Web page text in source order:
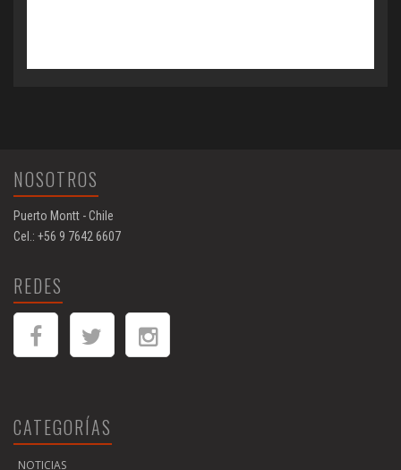
NOSOTROS
Puerto Montt - Chile
Cel.: +56 9 7642 6607
REDES
CATEGORÍAS
NOTICIAS